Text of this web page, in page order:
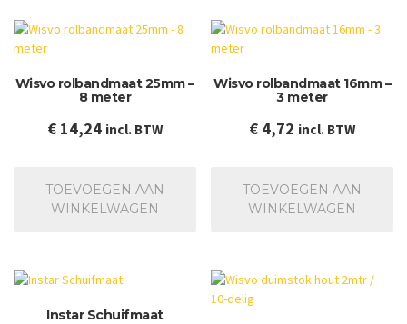
Wisvo rolbandmaat 25mm –
8 meter
€14,24 incl. BTW
TOEVOEGEN AAN
WINKELWAGEN
Wisvo rolbandmaat 16mm –
3 meter
€ 4,72 incl. BTW
TOEVOEGEN AAN
WINKELWAGEN
Instar Schuifmaat